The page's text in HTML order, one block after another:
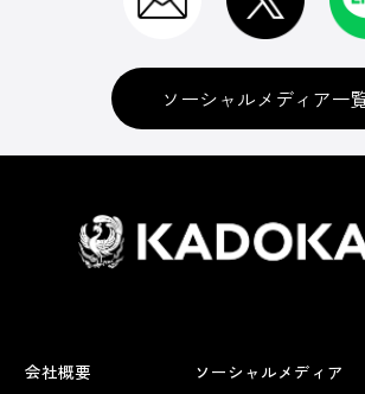
ソーシャルメディア一
会社概要
ソーシャルメディア